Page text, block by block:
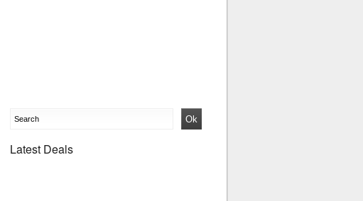
Latest Deals